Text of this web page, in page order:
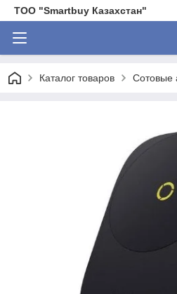
ТОО "Smartbuy Казахстан"
Каталог товаров Сотовые